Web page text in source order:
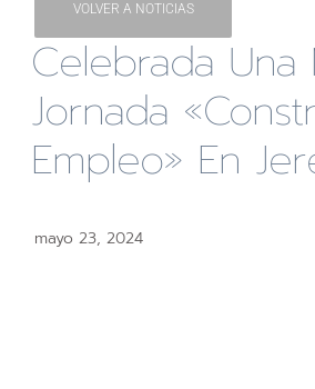
VOLVER A NOTICIAS
Celebrada Una
Jornada
Empleo» En
mayo 23, 2024